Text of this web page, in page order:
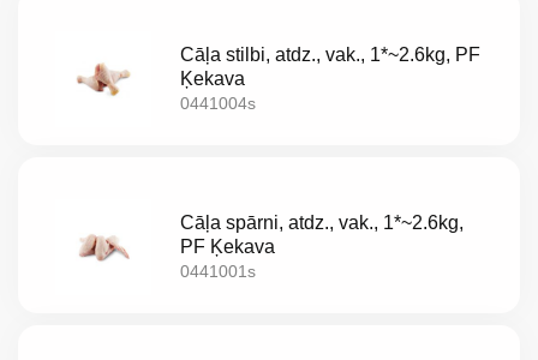
Cāļa stilbi, atdz., vak., 1*~2.6kg, PF
Ķekava
0441004s
Cāļa spārni, atdz., vak., 1*~2.6kg,
PF Ķekava
0441001s